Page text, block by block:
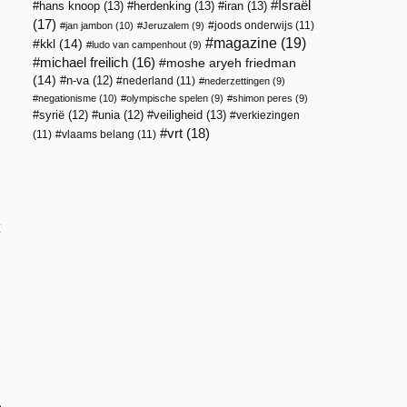
hans knoop (13) herdenking (13) iran (13)
Israël
(17)
jan jambon (10) Jeruzalem (9) joods onderwijs (11)
kkl (14) ludo van campenhout (9) magazine (19)
michael freilich (16)
moshe aryeh friedman
(14)
n-va(12) nederland (11) nederzettingen (9)
negationisme (10) olympische spelen (9) shimon peres (9)
syrië (12) unia(12) veiligheid (13)
verkiezingen
(11)
vlaams belang (11) vrt (18)